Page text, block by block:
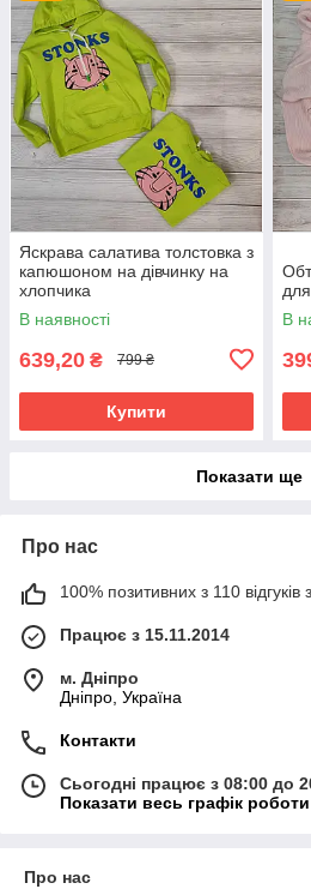
Яскрава салатива толстовка з
капюшоном на дівчинку на
хлопчика
В наявності
639,20 ₴ 799 ₴
Купити
В
Показати ще
Про нас
100% позитивних з 110 відгуків
Працює з 15.11.2014
м. Дніпро
Дніпро, Україна
Контакти
Сьогодні працює з 08:00 до
Показати весь графік роботи
Про нас